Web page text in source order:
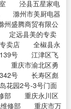
室 泾县五星家电
滁州市美厨电器
盛腾商贸有限公
远县美的专卖
专卖店 全椒县永
139号 江津区飞
重庆市渝北区勇
342号 长寿区彪
花园2号-3号门面
部 重庆永川区
维修部 重庆市万